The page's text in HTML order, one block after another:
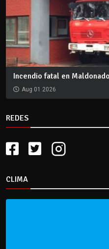
Incendio fatal en
Aug 01 2026
REDES
CLIMA